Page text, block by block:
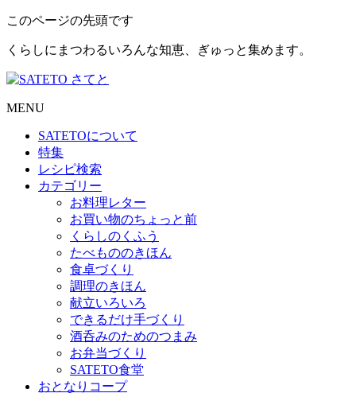
このページの先頭です
くらしにまつわるいろんな知恵、ぎゅっと集めます。
MENU
SATETOについて
特集
レシピ検索
カテゴリー
お料理レター
お買い物のちょっと前
くらしのくふう
たべもののきほん
食卓づくり
調理のきほん
献立いろいろ
できるだけ手づくり
酒呑みのためのつまみ
お弁当づくり
SATETO食堂
おとなりコープ